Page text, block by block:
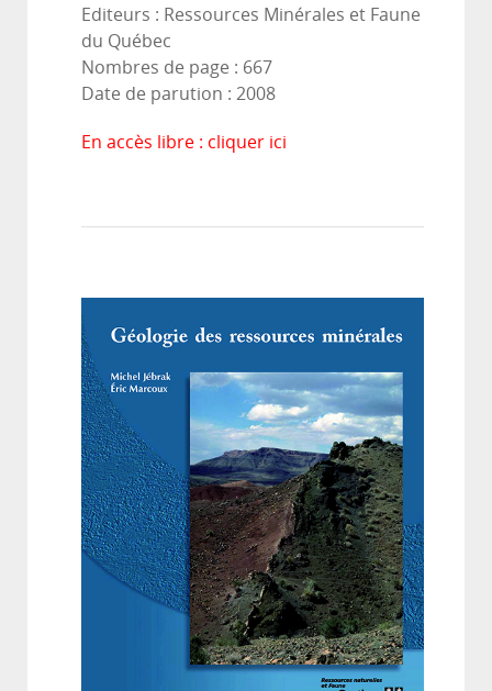
Editeurs : Ressources Minérales et Faune
du Québec
Nombres de page : 667
Date de parution : 2008
En accès libre : cliquer ici